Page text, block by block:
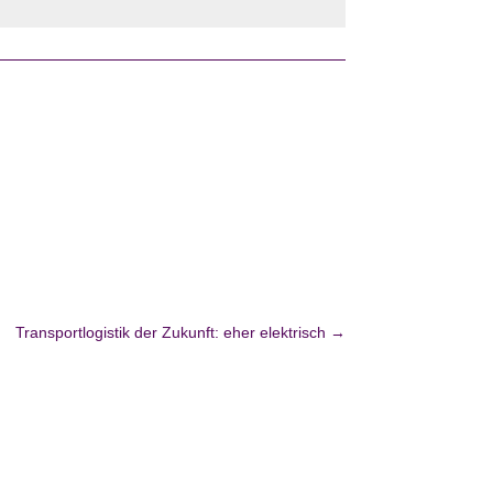
Transportlogistik der Zukunft: eher elektrisch →